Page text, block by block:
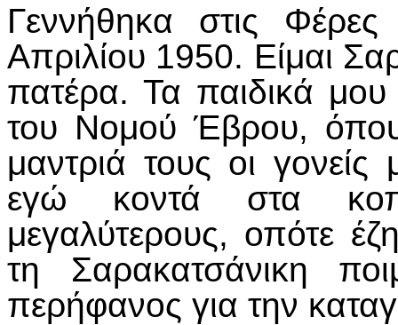
Γεννήθηκα στις
Απριλίου 1950. Είμαι
πατέρα. Τα παιδικά
του Νομού Έβρου, όπου
μαντριά τους οι
εγώ κοντά στα
μεγαλύτερους, οπότε
τη Σαρακατσάνικη
περήφανος για την